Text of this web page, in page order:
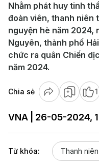
Nhằm phát huy tinh
đoàn viên, thanh niên
nguyện hè năm 2024,
Nguyên, thành phố
chức ra quân Chiến
năm 2024.
Chia sẻ 1
VNA | 26-05-2024,
Từ khóa: Thanh